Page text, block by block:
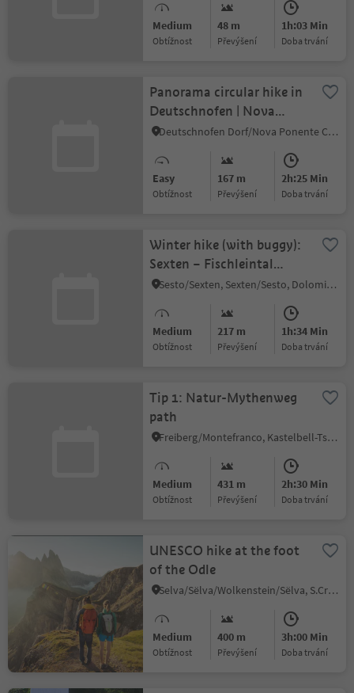
Medium
Obtížnost
48 m
Převýšení
1h:03 Min
doba trvání
Panorama circular hike in
Deutschnofen | Nova
Ponente
Deutschnofen Dorf/Nova Ponente Centro, Deutschnofen/Nova Ponente, Dolomites Region Eggental
Easy
Obtížnost
167 m
Převýšení
2h:25 Min
doba trvání
Winter hike (with buggy):
Sexten – Fischleintal
Valley – Talschlusshütte
Sesto/Sexten, Sexten/Sesto, Dolomites Region 3 Zinnen
Medium
Obtížnost
217 m
Převýšení
1h:34 Min
doba trvání
Tip 1: Natur-Mythenweg
path
Freiberg/Montefranco, Kastelbell-Tschars/Castelbello-Ciardes, Vinschgau/Val Venosta
Medium
Obtížnost
431 m
Převýšení
2h:30 Min
doba trvání
UNESCO hike at the foot
of the Odle
Selva/Sëlva/Wolkenstein/Sëlva, S.Crestina Gherdëina/Santa Cristina Val Gardana, Dolomites Region Val Gardena
Medium
Obtížnost
400 m
Převýšení
3h:00 Min
doba trvání